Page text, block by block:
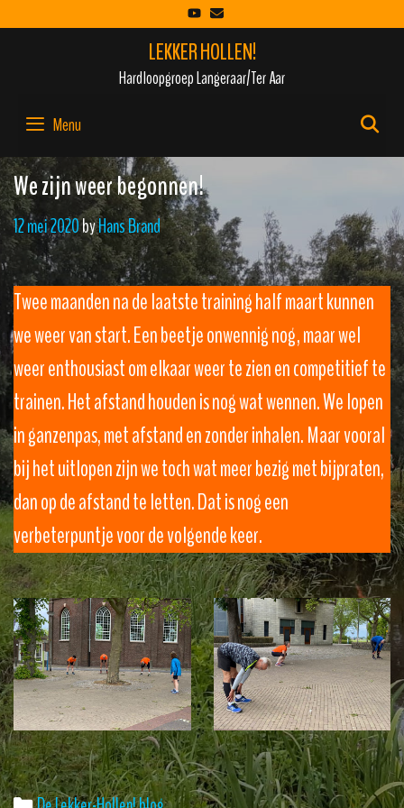
LEKKER HOLLEN!
Hardloopgroep Langeraar/Ter Aar
Menu
We zijn weer begonnen!
12 mei 2020byHans Brand
Twee maanden na de laatste training half maart kunnen
we weer van start. Een beetje onwennig nog, maar wel
weer enthousiast om elkaar weer te zien en competitief te
trainen. Het afstand houden is nog wat wennen. We lopen
in ganzenpas, met afstand en zonder inhalen. Maar vooral
bij het uitlopen zijn we toch wat meer bezig met bijpraten,
dan op de afstand te letten. Dat is nog een
verbeterpuntje voor de volgende keer.